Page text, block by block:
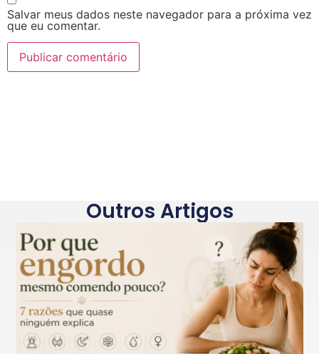
Salvar meus dados neste navegador para a próxima vez
que eu comentar.
Outros Artigos